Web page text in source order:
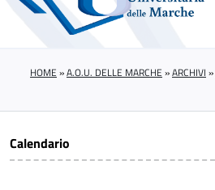
HOME »A.O.U. DELLE MARCHE »ARCHIVI »
Calendario